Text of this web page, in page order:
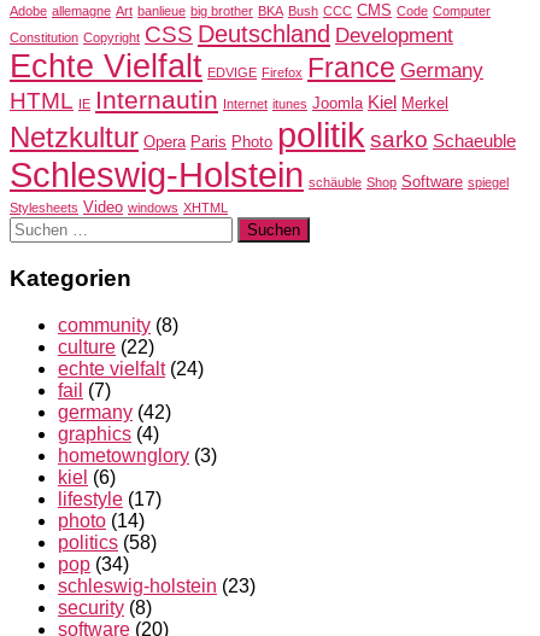
Adobe allemagne Art banlieue big brother BKA Bush CCC CMS Code Computer
Constitution Copyright CSS Deutschland Development
Echte Vielfalt EDVIGE Firefox France Germany
HTML IE Internautin Internet itunes Joomla Kiel Merkel
Netzkultur Opera Paris Photo politik sarko Schaeuble
Schleswig-Holstein schäuble Shop Software spiegel
Stylesheets Video windows XHTML
Suchen
nach:
Kategorien
community (8)
culture (22)
echte vielfalt(24)
fail (7)
germany (42)
graphics (4)
hometownglory (3)
kiel (6)
lifestyle (17)
photo (14)
politics (58)
pop (34)
schleswig-holstein (23)
security (8)
software (20)